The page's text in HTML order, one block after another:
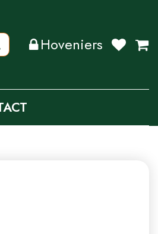
Hoveniers